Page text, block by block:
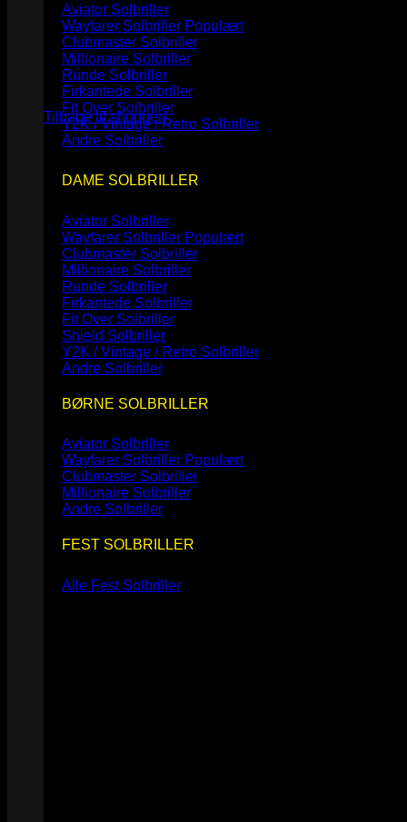
Ingen varer i kurven.
Tilbage til shoppen
Aviator Solbriller
Wayfarer Solbriller
Clubmaster Solbriller
Millionaire Solbriller
Runde Solbriller
Firkantede Solbriller
Fit Over Solbriller
Y2K / Vintage / Retro Solbriller
Andre Solbriller
DAME SOLBRILLER
Aviator Solbriller
Wayfarer Solbriller
Clubmaster Solbriller
Millionaire Solbriller
Runde Solbriller
Firkantede Solbriller
Fit Over Solbriller
Shield Solbriller
Y2K / Vintage / Retro Solbriller
Andre Solbriller
BØRNE SOLBRILLER
Aviator Solbriller
Wayfarer Solbriller
Clubmaster Solbriller
Millionaire Solbriller
Andre Solbriller
FEST SOLBRILLER
Alle Fest Solbriller